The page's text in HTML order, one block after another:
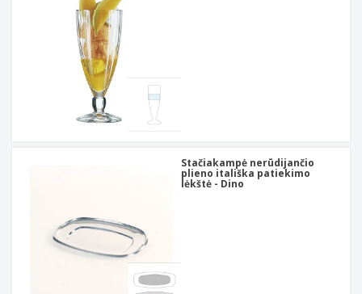
Stačiakampė nerūdijančio
plieno itališka patiekimo
lėkštė - Dino